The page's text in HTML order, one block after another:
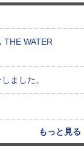
THE WATER
ました。
もっと見る